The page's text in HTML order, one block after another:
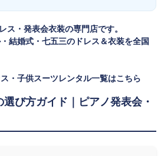
レンタルなら、その時のジャストサイ
のメリット。胸囲・身丈の正しい測り
合うデザインを選ぶ
、客席からは意外と色味が飛んで見え
深みのあるジュエルカラーはホールの照
・発表会衣装の専門店です。
結婚式・七五三のドレス＆衣装を全国
・子供スーツレンタル一覧はこちら
び方ガイド｜ピアノ発表会・